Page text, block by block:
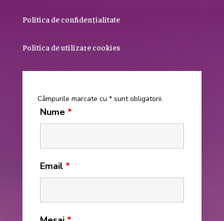
Politica de confidențialitate
Politica de utilizare cookies
Câmpurile marcate cu * sunt obligatorii.
Nume *
Email *